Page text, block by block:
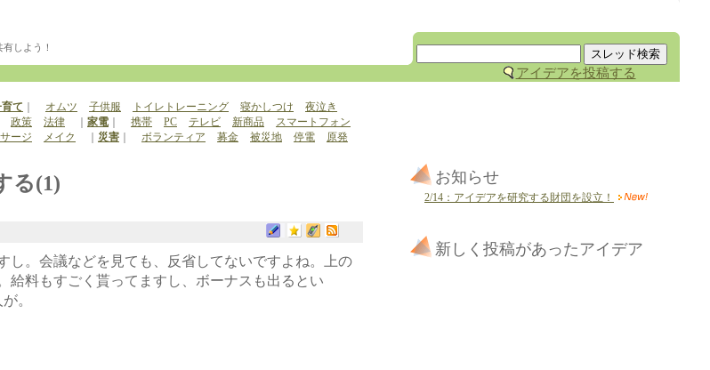
しよう！
アイデアを投稿する
て オムツ 子供服 トイレトレーニング 寝かしつけ
夜泣き
政策 法律 家電 携帯 PC テレビ 新商品
スマートフォン
ージ メイク 災害 ボランティア 募金 被災地 停電 原発
る(1)
し。会議などを見ても、反省してないですよね。上の
給料もすごく貰ってますし、ボーナスも出るとい
。
お知らせ
2/14：アイデアを研究する財団を設立！
新しく投稿があったアイデア